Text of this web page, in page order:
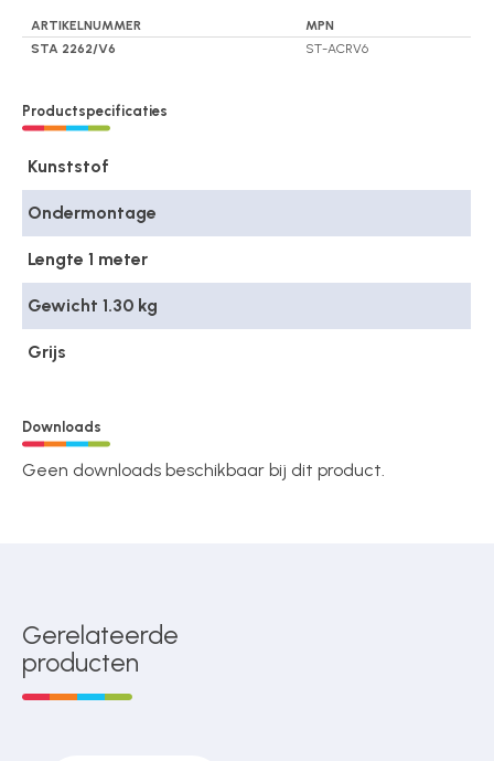
ARTIKELNUMMER
MPN
STA 2262/V6
ST-ACRV6
Productspecificaties
Kunststof
Ondermontage
Lengte 1 meter
Gewicht 1.30 kg
Grijs
Downloads
Geen downloads beschikbaar bij dit product.
Gerelateerde
producten